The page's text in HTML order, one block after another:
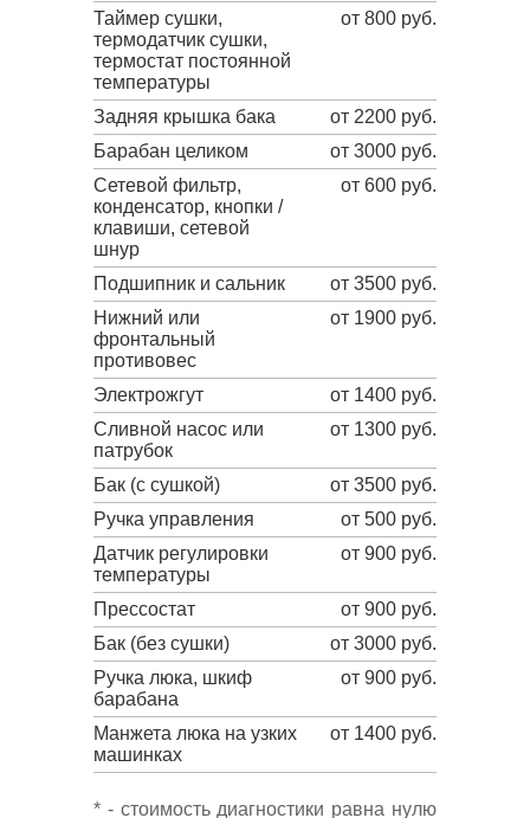
Таймер сушки,
термодатчик сушки,
термостат постоянной
температуры
от 800 руб.
Задняя крышка бака
от 2200 руб.
Барабан целиком
от 3000 руб.
Сетевой фильтр,
конденсатор, кнопки /
клавиши, сетевой
шнур
от 600 руб.
Подшипник и сальник
от 3500 руб.
Нижний или
фронтальный
противовес
от 1900 руб.
Электрожгут
от 1400 руб.
Сливной насос или
патрубок
от 1300 руб.
Бак (с сушкой)
от 3500 руб.
Ручка управления
от 500 руб.
Датчик регулировки
температуры
от 900 руб.
Прессостат
от 900 руб.
Бак (без сушки)
от 3000 руб.
Ручка люка, шкиф
барабана
от 900 руб.
Манжета люка на узких
машинках
от 1400 руб.
* - стоимость диагностики равна нулю